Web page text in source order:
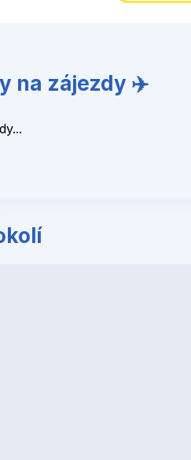
na zájezdy ✈️